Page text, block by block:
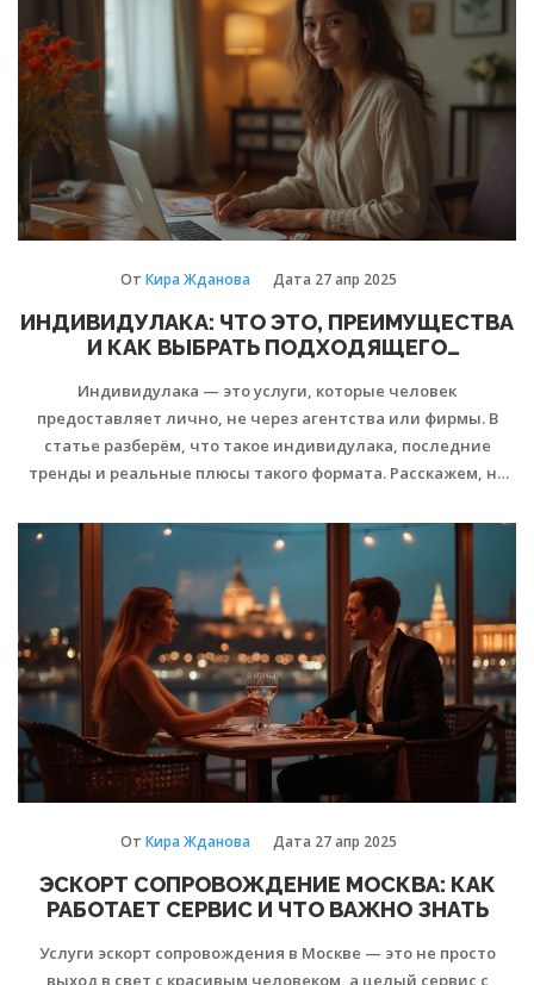
полезен этот сервис. Если вы давно хотели попробовать
что-то новое для онлайн-шопинга, этот материал точно
для вас.
От Кира Жданова Дата 27 апр 2025
ИНДИВИДУЛАКА: ЧТО ЭТО, ПРЕИМУЩЕСТВА
И КАК ВЫБРАТЬ ПОДХОДЯЩЕГО
Индивидулака — это услуги, которые человек
предоставляет лично, не через агентства или фирмы. В
статье разберём, что такое индивидулака, последние
тренды и реальные плюсы такого формата. Расскажем, на
обезопасить себя от ошибок. Добавим полные и честные
советы, чтобы опыт оказался удачным. Вы узнаете, когда
индивидулака может стать оптимальным решением.
От Кира Жданова Дата 27 апр 2025
ЭСКОРТ СОПРОВОЖДЕНИЕ МОСКВА: КАК
РАБОТАЕТ СЕРВИС И ЧТО ВАЖНО ЗНАТЬ
Услуги эскорт сопровождения в Москве — это не просто
выход в свет с красивым человеком, а целый сервис с